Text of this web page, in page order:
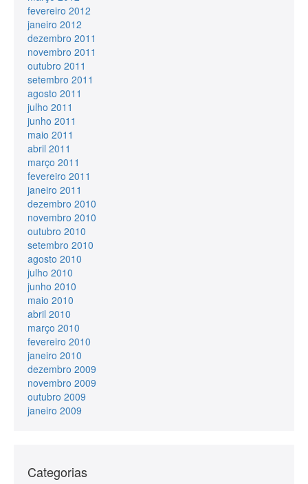
fevereiro 2012
janeiro 2012
dezembro 2011
novembro 2011
outubro 2011
setembro 2011
agosto 2011
julho 2011
junho 2011
maio 2011
abril 2011
março 2011
fevereiro 2011
janeiro 2011
dezembro 2010
novembro 2010
outubro 2010
setembro 2010
agosto 2010
julho 2010
junho 2010
maio 2010
abril 2010
março 2010
fevereiro 2010
janeiro 2010
dezembro 2009
novembro 2009
outubro 2009
janeiro 2009
Categorias